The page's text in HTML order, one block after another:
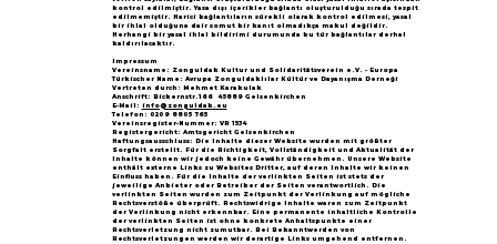
kontrol edilmiştir. Yasa dışı içerikler bağlantı oluşturulduğu sırada tespit
edilmemiştir. Harici bağlantıların sürekli olarak kontrol edilmesi, yasal
bir ihlal olduğuna dair somut bir kanıt olmadıkça makul değildir.
Herhangi bir yasal ihlal bildirimi durumunda bu tür bağlantılar derhal
kaldırılacaktır.
Impressum
Vereinsname: Zonguldak Kultur und Solidaritätsverein e.V. - Europa
Türkischer Name: Avrupa Zonguldaklılar Kültür ve Dayanışma Derneği
Vertreten durch: Mehmet Karakulak
Anschrift: Bickernstr.166 45889 Gelsenkirchen
E-Mail: info@zonguldak.eu
Telefon: 0209 8805 765
Vereinsregister-Nummer: VR 1534
Registergericht: Amtsgericht Gelsenkirchen
Haftungsausschluss: Die Inhalte dieser Website wurden mit größter
Sorgfalt erstellt. Für die Richtigkeit, Vollständigkeit und Aktualität der
Inhalte können wir jedoch keine Gewähr übernehmen. Unsere Website
enthält externe Links zu Websites Dritter, auf deren Inhalte wir keinen
Einfluss haben. Für die Inhalte der verlinkten Seiten ist stets der
jeweilige Anbieter oder Betreiber der Seiten verantwortlich. Die
verlinkten Seiten wurden zum Zeitpunkt der Verlinkung auf mögliche
Rechtsverstöße überprüft. Rechtswidrige Inhalte waren zum Zeitpunkt
der Verlinkung nicht erkennbar. Eine permanente inhaltliche Kontrolle
der verlinkten Seiten ist ohne konkrete Anhaltspunkte einer
Rechtsverletzung nicht zumutbar. Bei Bekanntwerden von
Rechtsverletzungen werden wir derartige Links umgehend entfernen.